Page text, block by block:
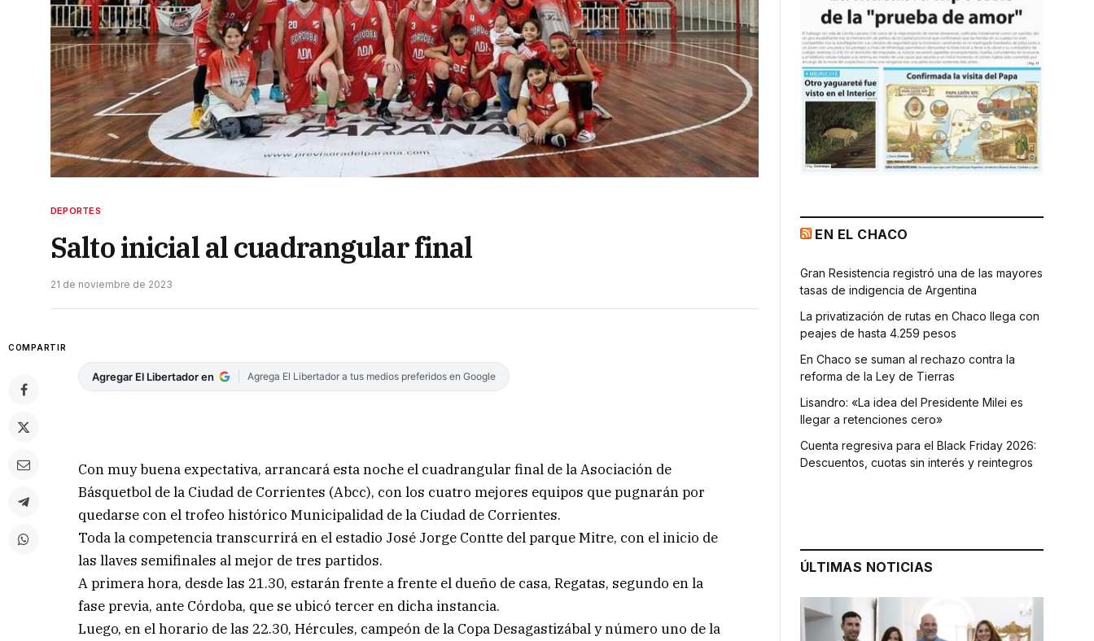
DEPORTES
Salto inicial al cuadrangular final
21 de noviembre de 2023
COMPARTIR
Agregar El Libertador en Agrega El Libertador a tus medios preferidos en Google
Con muy buena expectativa, arrancará esta noche el cuadrangular final de la Asociación de
Básquetbol de la Ciudad de Corrientes (Abcc), con los cuatro mejores equipos que pugnarán por
quedarse con el trofeo histórico Municipalidad de la Ciudad de Corrientes.
Toda la competencia transcurrirá en el estadio José Jorge Contte del parque Mitre, con el inicio de
las llaves semifinales al mejor de tres partidos.
A primera hora, desde las 21.30, estarán frente a frente el dueño de casa, Regatas, segundo en la
fase previa, ante Córdoba, que se ubicó tercer en dicha instancia.
Luego, en el horario de las 22.30, Hércules, campeón de la Copa Desagastizábal y número uno de la
EN EL CHACO
Gran Resistencia registró una de las mayores
tasas de indigencia de Argentina
La privatización de rutas en Chaco llega con
peajes de hasta 4.259 pesos
En Chaco se suman al rechazo contra la
reforma de la Ley de Tierras
Lisandro: «La idea del Presidente Milei es
llegar a retenciones cero»
Cuenta regresiva para el Black Friday 2026:
Descuentos, cuotas sin interés y reintegros
ÚLTIMAS NOTICIAS